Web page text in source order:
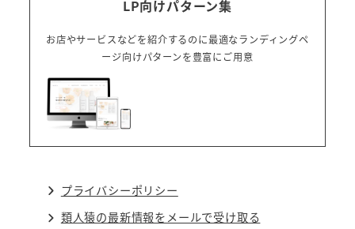
LP向けパターン集
お店やサービスなどを紹介するのに最適なランディングペ
ージ向けパターンを豊富にご用意
プライバシーポリシー
類人猿の最新情報をメールで受け取る